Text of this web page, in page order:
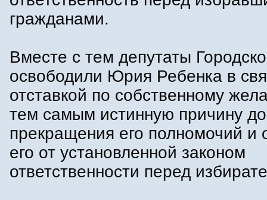
гражданами.
Вместе с тем депутаты
освободили Юрия Ребенка в
отставкой по собственному
тем самым истинную причину
прекращения его полномочий и
его от установленной законом
ответственности перед